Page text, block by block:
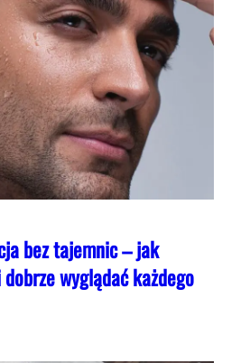
bez tajemnic – jak
wyglądać każdego